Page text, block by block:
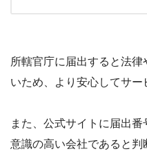
所轄官庁に届出すると法
いため、より安心してサー
また、公式サイトに届出
意識の高い会社であると判